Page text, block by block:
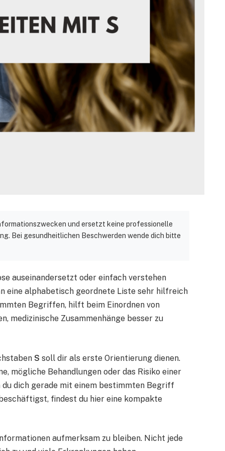
und ersetzt keine professionelle
Bei gesundheitlichen Beschwerden wende dich bitte
auseinandersetzt oder einfach verstehen
eine alphabetisch geordnete Liste sehr hilfreich
Begriffen, hilft beim Einordnen von
medizinische Zusammenhänge besser zu
S soll dir als erste Orientierung dienen.
mögliche Behandlungen oder das Risiko einer
dich gerade mit einem bestimmten Begriff
findest du hier eine kompakte
aufmerksam zu bleiben. Nicht jede